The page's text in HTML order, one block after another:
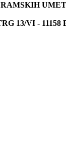
13/VI - 11158